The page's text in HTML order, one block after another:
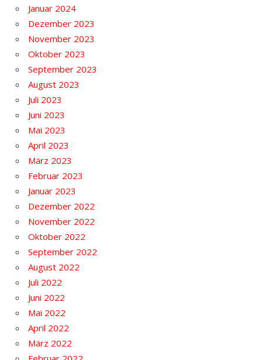
Januar 2024
Dezember 2023
November 2023
Oktober 2023
September 2023
August 2023
Juli 2023
Juni 2023
Mai 2023
April 2023
März 2023
Februar 2023
Januar 2023
Dezember 2022
November 2022
Oktober 2022
September 2022
August 2022
Juli 2022
Juni 2022
Mai 2022
April 2022
März 2022